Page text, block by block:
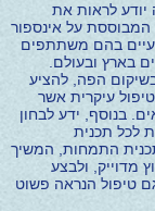
לראות את
על אינספור
בהם משתתפים
בארץ ובעולם.
הפה, להציע
עיקרית אשר
בנוסף, ידע לבחון
לכל תכנית
התמחות, המשיך
מדוייק, ולבצע
טיפול הנראה פשוט